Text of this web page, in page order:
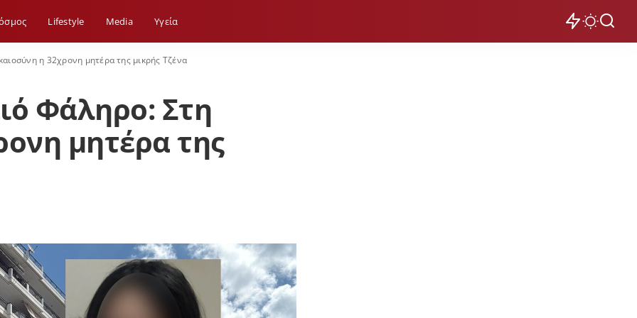
Lifestyle Media Yγεία
η 32χρονη μητέρα της μικρής Τζένα
Φάληρο: Στη
μητέρα της